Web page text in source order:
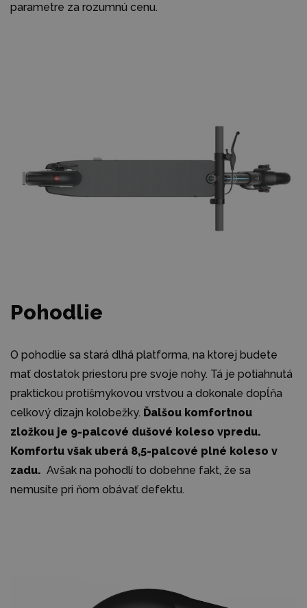
parametre za rozumnú cenu.
Pohodlie
O pohodlie sa stará dlhá platforma, na ktorej budete
mať dostatok priestoru pre svoje nohy. Tá je potiahnutá
praktickou protišmykovou vrstvou a dokonale dopĺňa
celkový dizajn kolobežky. Ďalšou komfortnou
zložkou je 9-palcové dušové koleso vpredu.
Komfortu však uberá 8,5-palcové plné koleso v
zadu. Avšak na pohodlí to dobehne fakt, že sa
nemusíte pri ňom obávať defektu.